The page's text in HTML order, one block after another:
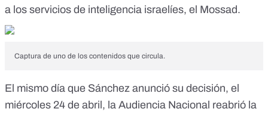
a los servicios de inteligencia israelíes, el Mossad.
Captura de uno de los contenidos que circula.
El mismo día que Sánchez anunció su decisión, el
miércoles 24 de abril, la Audiencia Nacional reabrió la